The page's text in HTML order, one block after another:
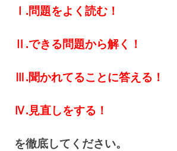
Ⅰ.問題をよく読む！
Ⅱ.できる問題から解く！
Ⅲ.聞かれてることに答える！
Ⅳ.見直しをする！
を徹底してください。